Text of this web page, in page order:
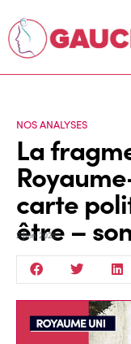
NOS ANALYSES
La
carte
être –
2 Juin 2026